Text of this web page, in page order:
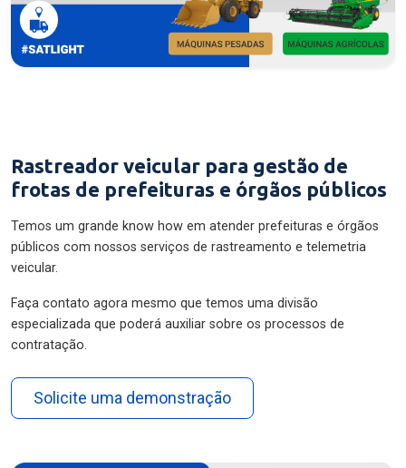
Rastreador veicular para gestão de
frotas de prefeituras e órgãos públicos
Temos um grande know how em atender prefeituras e órgãos
públicos com nossos serviços de rastreamento e telemetria
veicular.
Faça contato agora mesmo que temos uma divisão
especializada que poderá auxiliar sobre os processos de
contratação.
Solicite uma demonstração